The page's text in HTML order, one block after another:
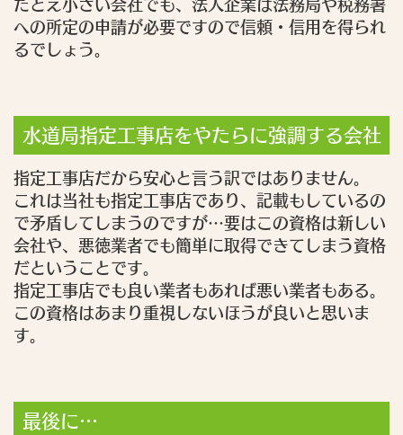
たとえ小さい会社でも、法人企業は法務局や税務署
への所定の申請が必要ですので信頼・信用を得られ
るでしょう。
水道局指定工事店をやたらに強調する会社
指定工事店だから安心と言う訳ではありません。
これは当社も指定工事店であり、記載もしているの
で矛盾してしまうのですが…要はこの資格は新しい
会社や、悪徳業者でも簡単に取得できてしまう資格
だということです。
指定工事店でも良い業者もあれば悪い業者もある。
この資格はあまり重視しないほうが良いと思いま
す。
最後に…